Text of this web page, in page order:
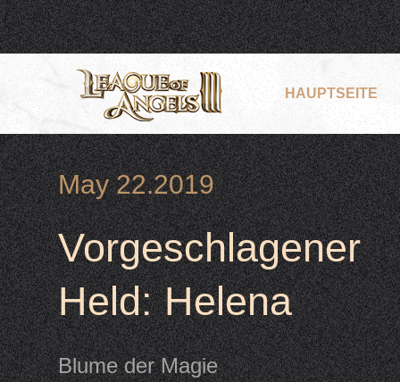
HAUPTSEITE
May 22.2019
Vorgeschlagener
Held: Helena
Blume der Magie